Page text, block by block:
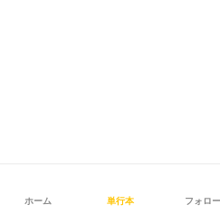
ホーム 単行本 フォロー